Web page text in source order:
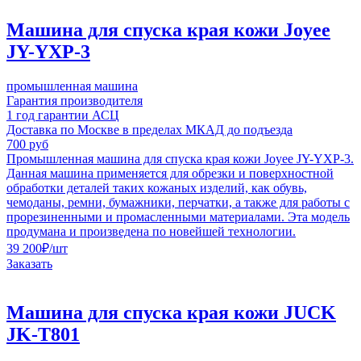
Машина для спуска края кожи Joyee
JY-YXP-3
промышленная машина
Гарантия производителя
1 год гарантии АСЦ
Доставка по Москве в пределах МКАД до подъезда
700 руб
Промышленная машина для спуска края кожи Joyee JY-YXP-3.
Данная машина применяется для обрезки и поверхностной
обработки деталей таких кожаных изделий, как обувь,
чемоданы, ремни, бумажники, перчатки, а также для работы с
прорезиненными и промасленными материалами. Эта модель
продумана и произведена по новейшей технологии.
39 200₽/шт
Заказать
Машина для спуска края кожи JUCK
JK-T801